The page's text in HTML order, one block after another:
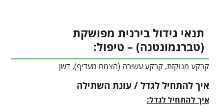
תנאי גידול בירנית מפושקת
(טברנמונטנה) – טיפול:
קרקע מנוקזת, קרקע עשירה (הצמח מעדיף), דשן
איך להתחיל לגדל / עונת השתילה
איך להתחיל לגדל: